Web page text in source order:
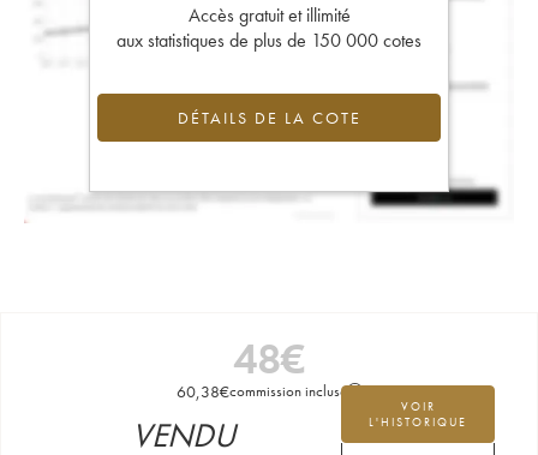
Accès gratuit et illimité
aux statistiques de plus de 150 000 cotes
DÉTAILS DE LA COTE
48€
60,38€commission incluse
VOIR
L'HISTORIQUE
VENDU